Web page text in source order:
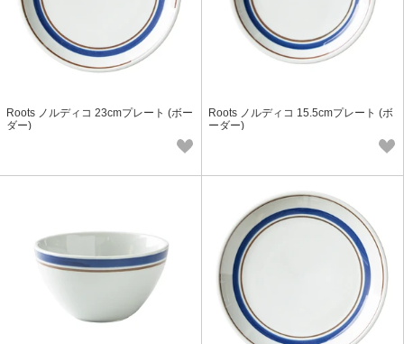
Roots ノルディコ 23cmプレート (ボー
ダー)
Roots ノルディコ 15.5cmプレート (ボ
ーダー)